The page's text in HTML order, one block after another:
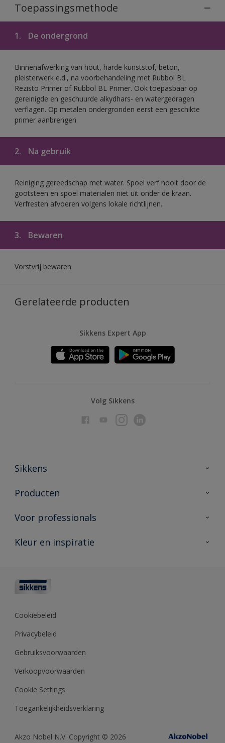
Toepassingsmethode
1. De ondergrond
Binnenafwerking van hout, harde kunststof, beton,
pleisterwerk e.d., na voorbehandeling met Rubbol BL
Rezisto Primer of Rubbol BL Primer. Ook toepasbaar op
gereinigde en geschuurde alkydhars- en watergedragen
verflagen. Op metalen ondergronden eerst een geschikte
primer aanbrengen.
2. Na gebruik
Reiniging gereedschap met water. Spoel verf nooit door de
gootsteen en spoel materialen niet uit onder de kraan.
Verfresten afvoeren volgens lokale richtlijnen.
3. Bewaren
Vorstvrij bewaren
Gerelateerde producten
Sikkens Expert App
Volg Sikkens
Sikkens
Over Sikkens
Duurzaamheid
Producten
Producten voor binnen
Vind je verkooppunt
Voor professionals
Advies & service
Polyfilla Pro
Sikkens Center
Kleur en inspiratie
Kleurcollecties
Kennisbank
Cookiebeleid
Privacybeleid
Gebruiksvoorwaarden
Verkoopvoorwaarden
Cookie Settings
Toegankelijkheidsverklaring
Akzo Nobel N.V. Copyright © 2026